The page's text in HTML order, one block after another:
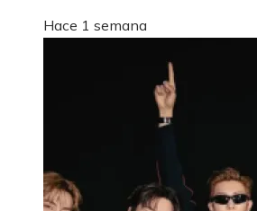
Hace 1 semana